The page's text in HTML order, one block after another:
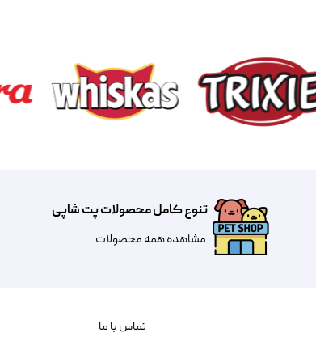
تنوع کامل محصولات پت شاپی
مشاهده همه محصولات
تماس با ما